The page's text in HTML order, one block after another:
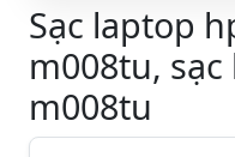
Sạc laptop
m008tu,
m008tu